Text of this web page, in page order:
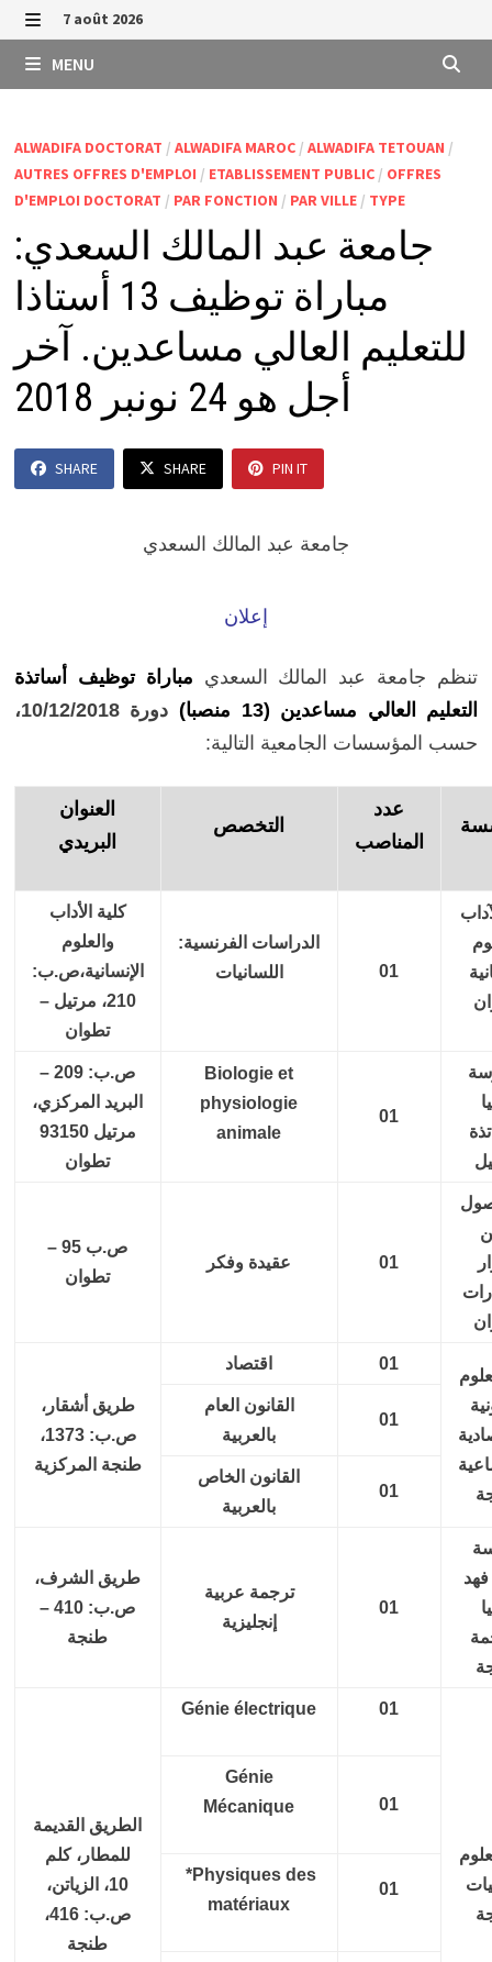
Passer
au
contenu
MENU
7 août 2026
MENU
ALWADIFA DOCTORAT / ALWADIFA MAROC/ ALWADIFA TETOUAN /
AUTRES OFFRES D'EMPLOI / ETABLISSEMENT PUBLIC/ OFFRES
D'EMPLOI DOCTORAT / PAR FONCTION / PAR VILLE/ TYPE
جامعة عبد المالك السعدي:
مباراة توظيف 13 أستاذا
للتعليم العالي مساعدين. آخر
أجل هو 24 نونبر 2018
SHARE SHARE PIN IT
جامعة عبد المالك السعدي
إعلان
تنظم جامعة عبد المالك السعدي مباراة توظيف أساتذة
التعليم العالي مساعدين (13 منصبا)
دورة 10/12/2018،
حسب المؤسسات الجامعية التالية:
العنوان
البريدي
التخصص
عدد
المناصب
كلية الأداب
والعلوم
الإنسانية،ص.ب:
210، مرتيل –
تطوان
الدراسات الفرنسية:
اللسانيات
01
ص.ب: 209 –
البريد المركزي،
مرتيل 93150
تطوان
Biologie et
physiologie
animale
01
ص.ب 95 –
تطوان
عقيدة وفكر 01
طريق أشقار،
ص.ب: 1373،
طنجة المركزية
اقتصاد 01
القانون العام
بالعربية
01
القانون الخاص
بالعربية
01
طريق الشرف،
ص.ب: 410 –
طنجة
ترجمة عربية
إنجليزية
01
فهد
الطريق القديمة
للمطار، كلم
10، الزياتن،
ص.ب: 416،
طنجة
Génie électrique 01
Génie
Mécanique
01
*Physiques des
matériaux
01